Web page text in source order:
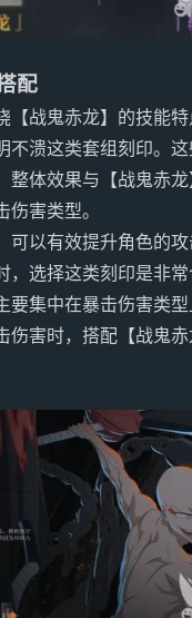
配
【战鬼赤龙】的技能特
不溃这类套组刻印。
整体效果与【战鬼赤
伤害类型。
可以有效提升角色的
，选择这类刻印是非
要集中在暴击伤害类
伤害时，搭配【战鬼